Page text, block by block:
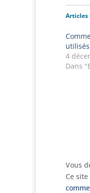
Articles
4
Dans
Vous
Ce